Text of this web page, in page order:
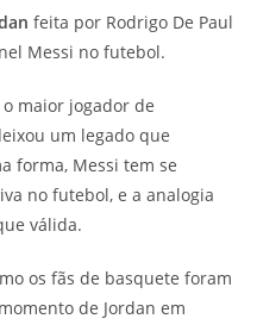
feita por Rodrigo De Paul
Messi no futebol.
maior jogador de
um legado que
forma, Messi tem se
no futebol, e a analogia
válida.
os fãs de basquete foram
de Jordan em